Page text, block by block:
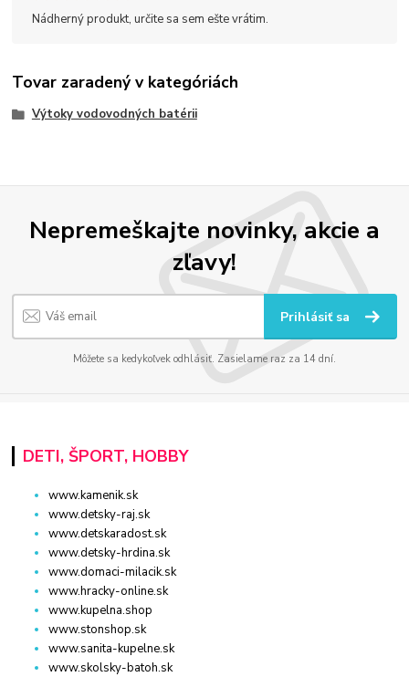
Nádherný produkt, určite sa sem ešte vrátim.
Tovar zaradený v kategóriách
Výtoky vodovodných batérii
Nepremeškajte novinky, akcie a
zľavy!
Prihlásiť sa
Môžete sa kedykoľvek odhlásiť. Zasielame raz za 14 dní.
DETI, ŠPORT, HOBBY
www.kamenik.sk
www.detsky-raj.sk
www.detskaradost.sk
www.detsky-hrdina.sk
www.domaci-milacik.sk
www.hracky-online.sk
www.kupelna.shop
www.stonshop.sk
www.sanita-kupelne.sk
www.skolsky-batoh.sk